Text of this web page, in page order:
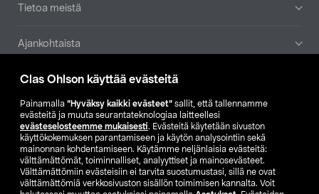
Clas Ohlson käyttää evästeitä
Painamalla ”Hyväksy kaikki evästeet” sallit, että tallennamme
evästeitä ja muuta seurantateknologiaa laitteellesi
evästeselosteemme mukaisesti. Evästeitä käytetään sivuston
käyttökokemuksen parantamiseen ja käytön analysointiin sekä
mainonnan kohdentamiseen. Käytämme neljänlaisia evästeitä:
välttämättömät, toiminnalliset, analyyttiset ja mainosevästeet.
Välttämättömiin evästeisiin ei tarvita suostumustasi, sillä ne ovat
välttämättömiä verkkosivuston sisällön toimimisen kannalta. Voit
Tietoa meistä
Ajankohtaista
Muut yrityksemme
Etsi myymälä
SE NO FI
FI SV